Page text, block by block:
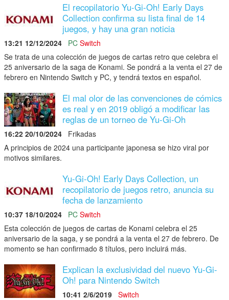
El recopilatorio Yu-Gi-Oh! Early Days
Collection confirma su lista final de 14
juegos, y hay una gran noticia
13:21 12/12/2024 PC Switch
Se trata de una colección de juegos de cartas retro que celebra el
25 aniversario de la saga de Konami. Se pondrá a la venta el 27 de
febrero en Nintendo Switch y PC, y tendrá textos en español.
El mal olor de las convenciones de cómics
es real y en 2019 obligó a modificar las
reglas de un torneo de Yu-Gi-Oh
16:22 20/10/2024 Frikadas
A principios de 2024 una participante japonesa se hizo viral por
motivos similares.
Yu-Gi-Oh! Early Days Collection, un
recopilatorio de juegos retro, anuncia su
fecha de lanzamiento
10:37 18/10/2024 PC Switch
Esta colección de juegos de cartas de Konami celebra el 25
aniversario de la saga, y se pondrá a la venta el 27 de febrero. De
momento se han confirmado 8 títulos, pero incluirá más.
Explican la exclusividad del nuevo Yu-Gi-
Oh! para Nintendo Switch
10:41 2/6/2019
Switch